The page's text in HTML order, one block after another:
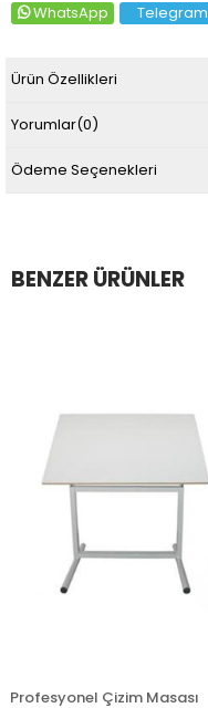
WhatsApp Telegram
Ürün Özellikleri
Yorumlar(0)
Ödeme Seçenekleri
BENZER ÜRÜNLER
Çizim Masası